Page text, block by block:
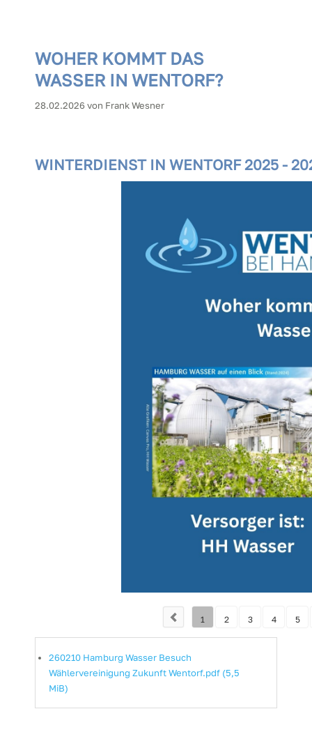
WOHER KOMMT DAS
WASSER IN WENTORF?
28.02.2026 von Frank Wesner
WINTERDIENST IN WENTORF 2025 -
1 2 3 4 5
260210 Hamburg Wasser Besuch
Wählervereinigung Zukunft Wentorf.pdf (5,5
MiB)